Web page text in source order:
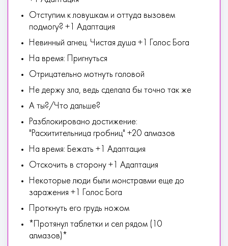
Отступим к ловушкам и оттуда вызовем
подмогу? +1 Адаптация
Невинный агнец. Чистая душа +1 Голос Бога
На время: Пригнуться
Отрицательно мотнуть головой
Не держу зла, ведь сделала бы точно так же
А ты?/Что дальше?
Разблокировано достижение:
"Расхитительница гробниц" +20 алмазов
На время: Бежать +1 Адаптация
Отскочить в сторону +1 Адаптация
Некоторые люди были монстравми еще до
заражения +1 Голос Бога
Проткнуть его грудь ножом
*Протянул таблетки и сел рядом (10
алмазов)*